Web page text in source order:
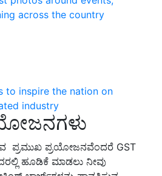
across the country
to inspire the nation on
industry
ಪ್ರಮುಖ ಪ್ರಯೋಜನವೆಂದರೆ GST
ಹೂಡಿಕೆ ಮಾಡಲು ನೀವು